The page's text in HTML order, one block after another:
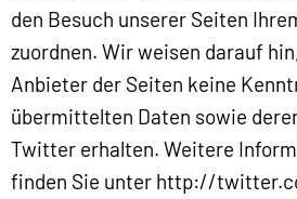
den Besuch unserer Seiten
zuordnen. Wir weisen darauf
Anbieter der Seiten keine
übermittelten Daten sowie
Twitter erhalten. Weitere
finden Sie unter http://